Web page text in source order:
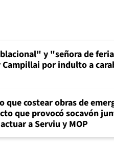
y "señora de
por indulto a
que costear obras de
que provocó socavón
a Serviu y MOP